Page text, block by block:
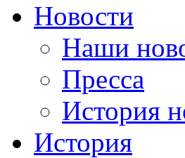
Новости
Наши
Пресса
История
История